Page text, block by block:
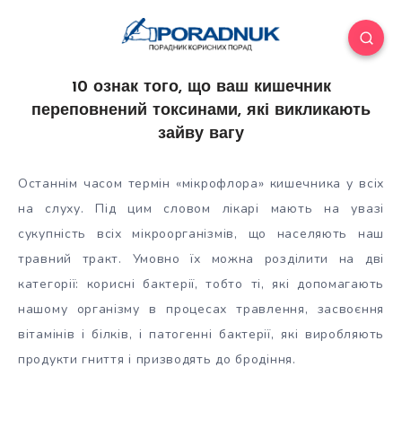
10 ознак того, що ваш кишечник
переповнений токсинами, які викликають
зайву вагу
Останнім часом термін «мікрофлора» кишечника у всіх
на слуху. Під цим словом лікарі мають на увазі
сукупність всіх мікроорганізмів, що населяють наш
травний тракт. Умовно їх можна розділити на дві
категорії: корисні бактерії, тобто ті, які допомагають
нашому організму впроцесах травлення, засвоєння
вітамінів і білків, і патогенні бактерії, які виробляють
продукти гниття і призводять до бродіння.